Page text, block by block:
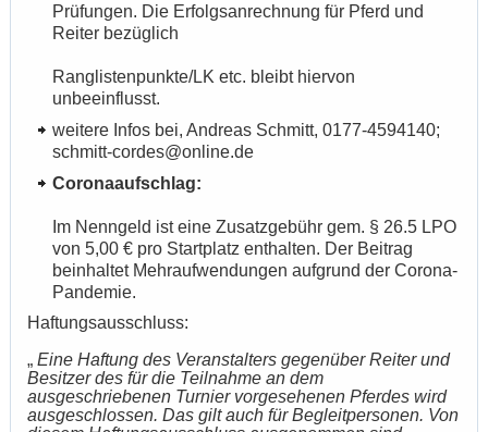
Prüfungen. Die Erfolgsanrechnung für Pferd und
Reiter bezüglich
Ranglistenpunkte/LK etc. bleibt hiervon
unbeeinflusst.
weitere Infos bei, Andreas Schmitt, 0177-4594140;
schmitt-cordes@online.de
Coronaaufschlag:
Im Nenngeld ist eine Zusatzgebühr gem. § 26.5 LPO
von 5,00 € pro Startplatz enthalten. Der Beitrag
beinhaltet Mehraufwendungen aufgrund der Corona-
Pandemie.
Haftungsausschluss:
„ Eine Haftung des Veranstalters gegenüber Reiter und
Besitzer des für die Teilnahme an dem
ausgeschriebenen Turnier vorgesehenen Pferdes wird
ausgeschlossen. Das gilt auch für Begleitpersonen. Von